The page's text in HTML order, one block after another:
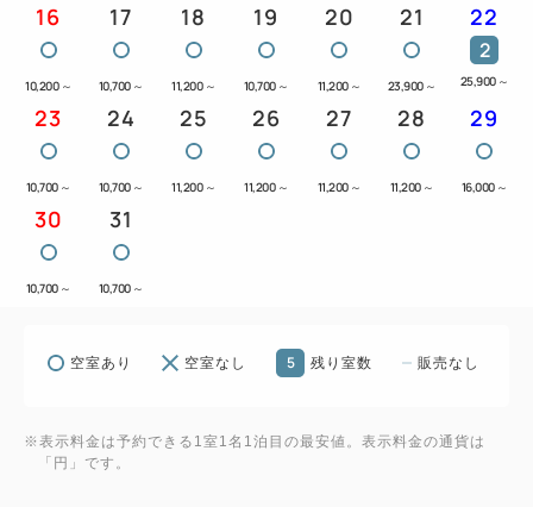
16
10,200 ～
17
10,700 ～
18
11,200 ～
19
10,700 ～
20
11,200 ～
21
23,900 ～
22
2
25,900 ～
23
10,700 ～
24
10,700 ～
25
11,200 ～
26
11,200 ～
27
11,200 ～
28
11,200 ～
29
16,000 ～
30
10,700 ～
31
10,700 ～
空室あり 空室なし 5 残り室数 販売なし
※表示料金は予約できる1室1名1泊目の最安値。表示料金の通貨は
「円」です。